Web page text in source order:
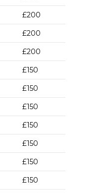
£200
£200
£200
£150
£150
£150
£150
£150
£150
£150